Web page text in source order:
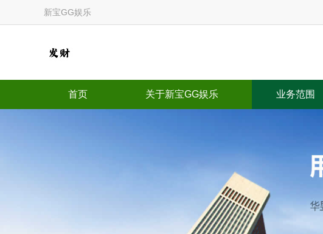
新宝GG娱乐
首页 关于新宝GG娱乐 业务范围